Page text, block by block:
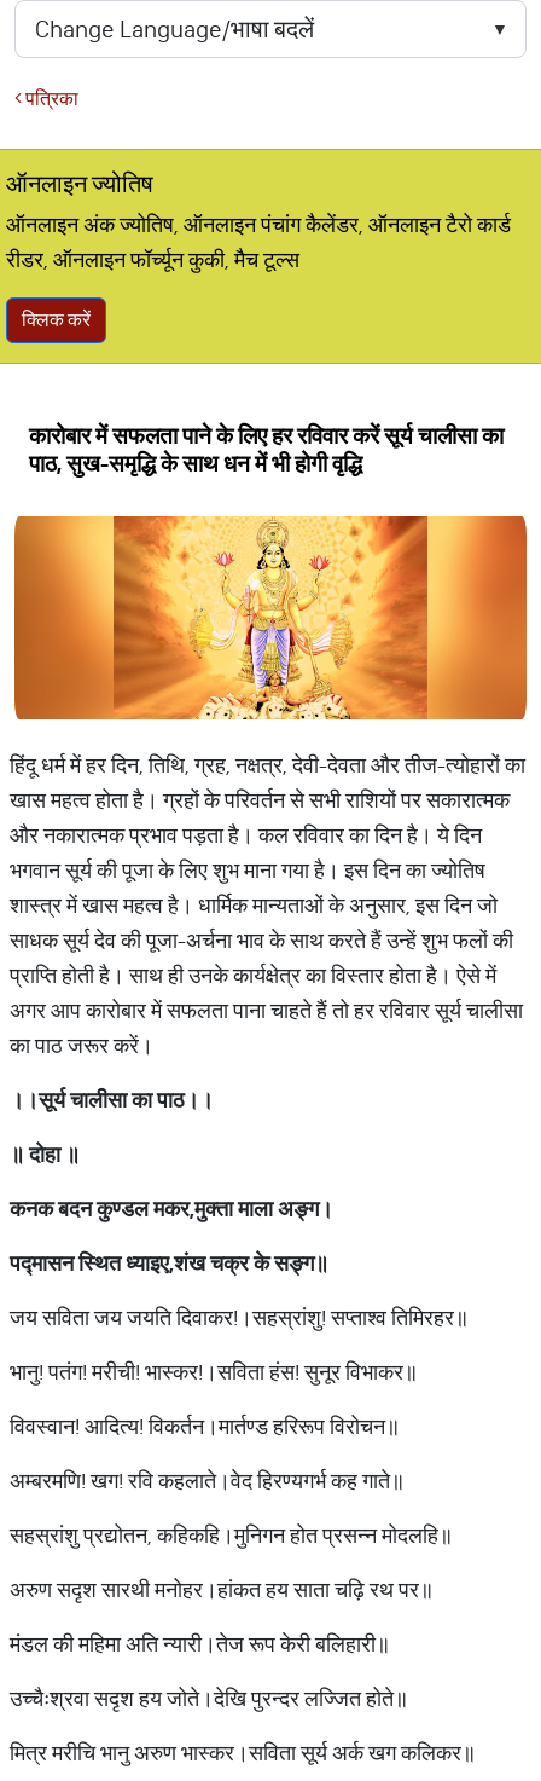
पत्रिका
ऑनलाइन ज्योतिष
ऑनलाइन अंक ज्योतिष, ऑनलाइन पंचांग कैलेंडर, ऑनलाइन टैरो कार्ड
रीडर, ऑनलाइन फॉर्च्यून कुकी, मैच टूल्स
क्लिक करें
कारोबार में सफलता पाने के लिए हर रविवार करें सूर्य चालीसा का
पाठ, सुख-समृद्धि के साथ धन में भी होगी वृद्धि
हिंदू धर्म में हर दिन, तिथि, ग्रह, नक्षत्र, देवी-देवता और तीज-त्योहारों का
खास महत्व होता है। ग्रहों के परिवर्तन से सभी राशियों पर सकारात्मक
और नकारात्मक प्रभाव पड़ता है। कल रविवार का दिन है। ये दिन
भगवान सूर्य की पूजा के लिए शुभ माना गया है। इस दिन का ज्योतिष
शास्त्र में खास महत्व है। धार्मिक मान्यताओं के अनुसार, इस दिन जो
साधक सूर्य देव की पूजा-अर्चना भाव के साथ करते हैं उन्हें शुभ फलों की
प्राप्ति होती है। साथ ही उनके कार्यक्षेत्र का विस्तार होता है। ऐसे में
अगर आप कारोबार में सफलता पाना चाहते हैं तो हर रविवार सूर्य चालीसा
का पाठ जरूर करें।
।।सूर्य चालीसा का पाठ।।
॥ दोहा ॥
कनकबदनकुण्डलमकर,मुक्तामालाअङ्ग।
पद्मासनस्थितध्याइए,शंखचक्रकेसङ्ग॥
जय सविता जय जयति दिवाकर!।सहस्रांशु! सप्ताश्व तिमिरहर॥
भानु! पतंग! मरीची! भास्कर!।सविता हंस! सुनूर विभाकर॥
विवस्वान! आदित्य! विकर्तन।मार्तण्ड हरिरूप विरोचन॥
अम्बरमणि! खग! रवि कहलाते।वेद हिरण्यगर्भ कह गाते॥
सहस्रांशु प्रद्योतन, कहिकहि।मुनिगन होत प्रसन्न मोदलहि॥
अरुण सदृश सारथी मनोहर।हांकत हय साता चढ़ि रथ पर॥
मंडल की महिमा अति न्यारी।तेज रूप केरी बलिहारी॥
उच्चैःश्रवा सदृश हय जोते।देखि पुरन्दर लज्जित होते॥
मित्र मरीचि भानु अरुण भास्कर।सविता सूर्य अर्क खग कलिकर॥